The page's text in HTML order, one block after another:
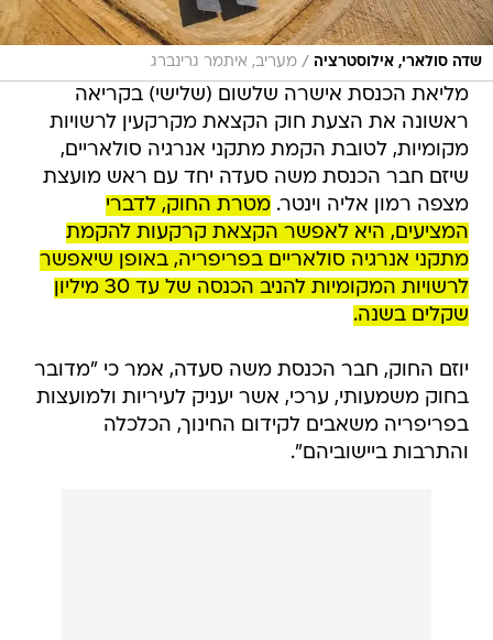
שדה סולארי, אילוסטרציה / מעריב, איתמר גרינברג
מליאת הכנסת אישרה שלשום (שלישי) בקריאה
ראשונה את הצעת חוק הקצאת מקרקעין לרשויות
מקומיות, לטובת הקמת מתקני אנרגיה סולאריים,
שיזם חבר הכנסת משה סעדה יחד עם ראש מועצת
מצפה רמון אליה וינטר.מטרת החוק, לדברי
המציעים, היא לאפשר הקצאת קרקעות להקמת
מתקני אנרגיה סולאריים בפריפריה, באופן שיאפשר
לרשויות המקומיות להניב הכנסה של עד 30 מיליון
שקלים בשנה.
יוזם החוק, חבר הכנסת משה סעדה, אמר כי "מדובר
בחוק משמעותי, ערכי, אשר יעניק לעיריות ולמועצות
בפריפריה משאבים לקידום החינוך, הכלכלה
והתרבות ביישוביהם".